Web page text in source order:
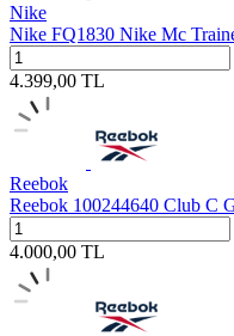
Nike
Nike FQ1830 Nike Mc
4.399,00 TL
Reebok
Reebok 100244640 Club C
4.000,00 TL